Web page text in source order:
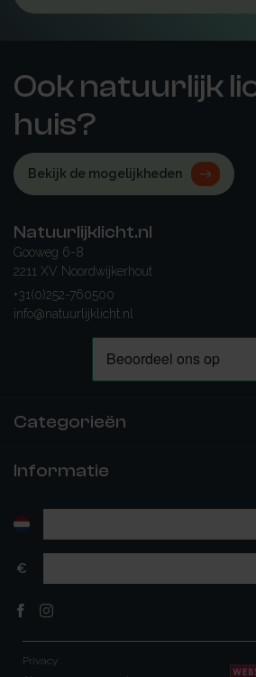
Ook natuurlijk
huis?
Bekijk de mogelijkheden
Natuurlijklicht.nl
Gooweg 6-8
2211 XV Noordwijkerhout
+31(0)252-760500
info@natuurlijklicht.nl
Categorieën
Informatie
€
Privacy